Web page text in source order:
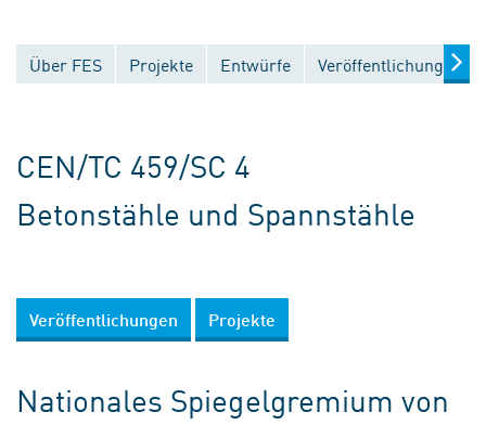
Über FES Projekte Entwürfe Veröffentlichungen
CEN/TC 459/SC 4
Betonstähle und Spannstähle
Veröffentlichungen Projekte
Nationales Spiegelgremium von